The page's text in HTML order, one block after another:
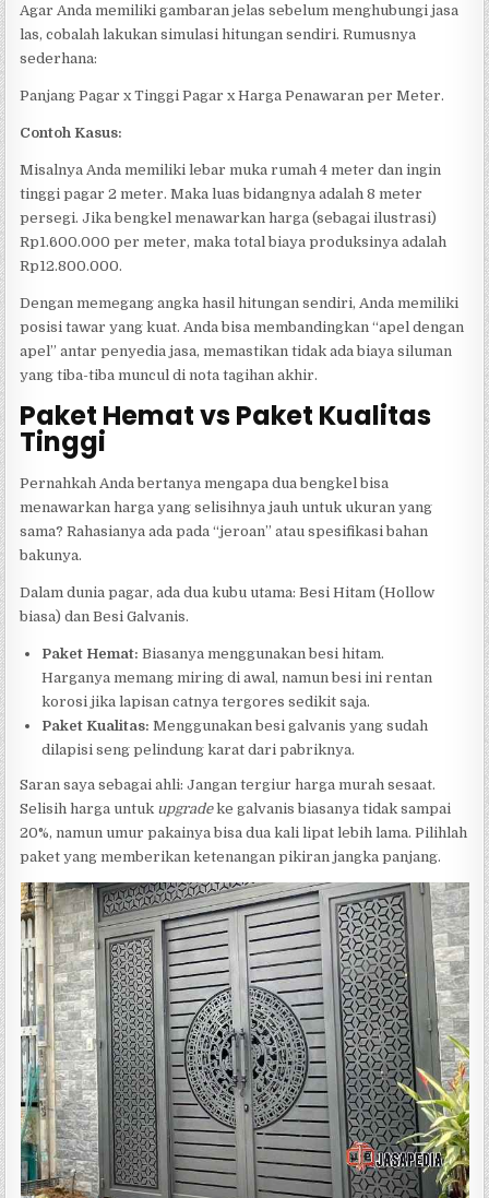
Agar Anda memiliki gambaran jelas sebelum menghubungi jasa
las, cobalah lakukan simulasi hitungan sendiri. Rumusnya
sederhana:
Panjang Pagar x Tinggi Pagar x Harga Penawaran per Meter.
Contoh Kasus:
Misalnya Anda memiliki lebar muka rumah 4 meter dan ingin
tinggi pagar 2 meter. Maka luas bidangnya adalah 8 meter
persegi. Jika bengkel menawarkan harga (sebagai ilustrasi)
Rp1.600.000 per meter, maka total biaya produksinya adalah
Rp12.800.000.
Dengan memegang angka hasil hitungan sendiri, Anda memiliki
posisi tawar yang kuat. Anda bisa membandingkan “apel dengan
apel” antar penyedia jasa, memastikan tidak ada biaya siluman
yang tiba-tiba muncul di nota tagihan akhir.
Paket Hemat vs Paket Kualitas
Tinggi
Pernahkah Anda bertanya mengapa dua bengkel bisa
menawarkan harga yang selisihnya jauh untuk ukuran yang
sama? Rahasianya ada pada “jeroan” atau spesifikasi bahan
bakunya.
Dalam dunia pagar, ada dua kubu utama: Besi Hitam (Hollow
biasa) dan Besi Galvanis.
Paket Hemat: Biasanya menggunakan besi hitam.
Harganya memang miring di awal, namun besi ini rentan
korosi jika lapisan catnya tergores sedikit saja.
Paket Kualitas: Menggunakan besi galvanis yang sudah
dilapisi seng pelindung karat dari pabriknya.
Saran saya sebagai ahli: Jangan tergiur harga murah sesaat.
Selisih harga untuk upgradeke galvanis biasanya tidak sampai
20%, namun umur pakainya bisa dua kali lipat lebih lama. Pilihlah
paket yang memberikan ketenangan pikiran jangka panjang.